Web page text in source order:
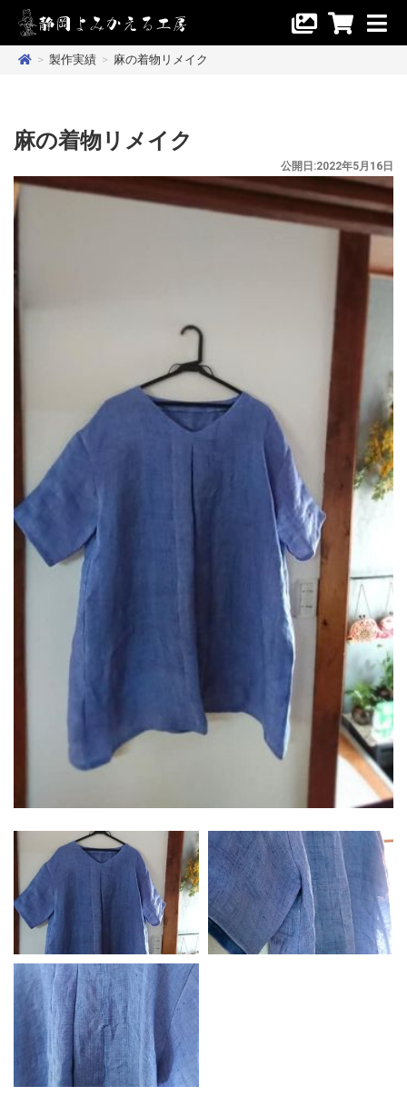
> 製作実績 > 麻の着物リメイク
麻の着物リメイク
公開日:2022年5月16日